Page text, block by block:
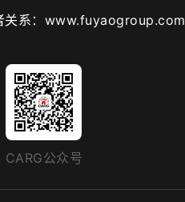
关系：www.fuyaogroup.com
CARG公众号